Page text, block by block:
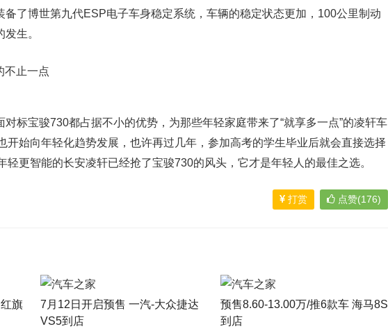
备了博世第九代ESP电子车身稳定系统，车辆的稳定状态更加，100公里制动
生。
标宝骏730都占据不小的优势，为那些年轻家庭带来了“就享多一点”的凌轩车
开始向年轻化趋势发展，也许再过几年，参加高考的学生毕业后就会直接选择
轻更智能的长安凌轩已经抢了宝骏730的风头，它才是年轻人的最佳之选。
打赏 点赞(176)
旗
7月12日开启预售 一汽-大众捷达
VS5到店
预售8.60-13.00万/推6款车 海马8S
到店